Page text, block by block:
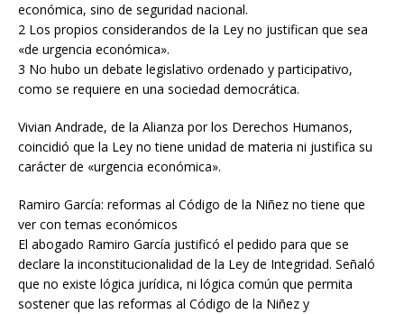
económica, sino de seguridad nacional.
2 Los propios considerandos de la Ley no justifican que sea
«de urgencia económica».
3 No hubo un debate legislativo ordenado y participativo,
como se requiere en una sociedad democrática.
Vivian Andrade, de la Alianza por los Derechos Humanos,
coincidió que la Ley no tiene unidad de materia ni justifica su
carácter de «urgencia económica».
Ramiro García: reformas al Código de la Niñez no tiene que
ver con temas económicos
El abogado Ramiro García justificó el pedido para que se
declare la inconstitucionalidad de la Ley de Integridad. Señaló
que no existe lógica jurídica, ni lógica común que permita
sostener que las reformas al Código de la Niñez y